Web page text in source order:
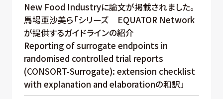
New Food Industryに論文が掲載されました。
馬場亜沙美ら「シリーズ EQUATOR Network
が提供するガイドラインの紹介
Reporting of surrogate endpoints in
randomised controlled trial reports
(CONSORT-Surrogate): extension checklist
with explanation and elaborationの和訳」